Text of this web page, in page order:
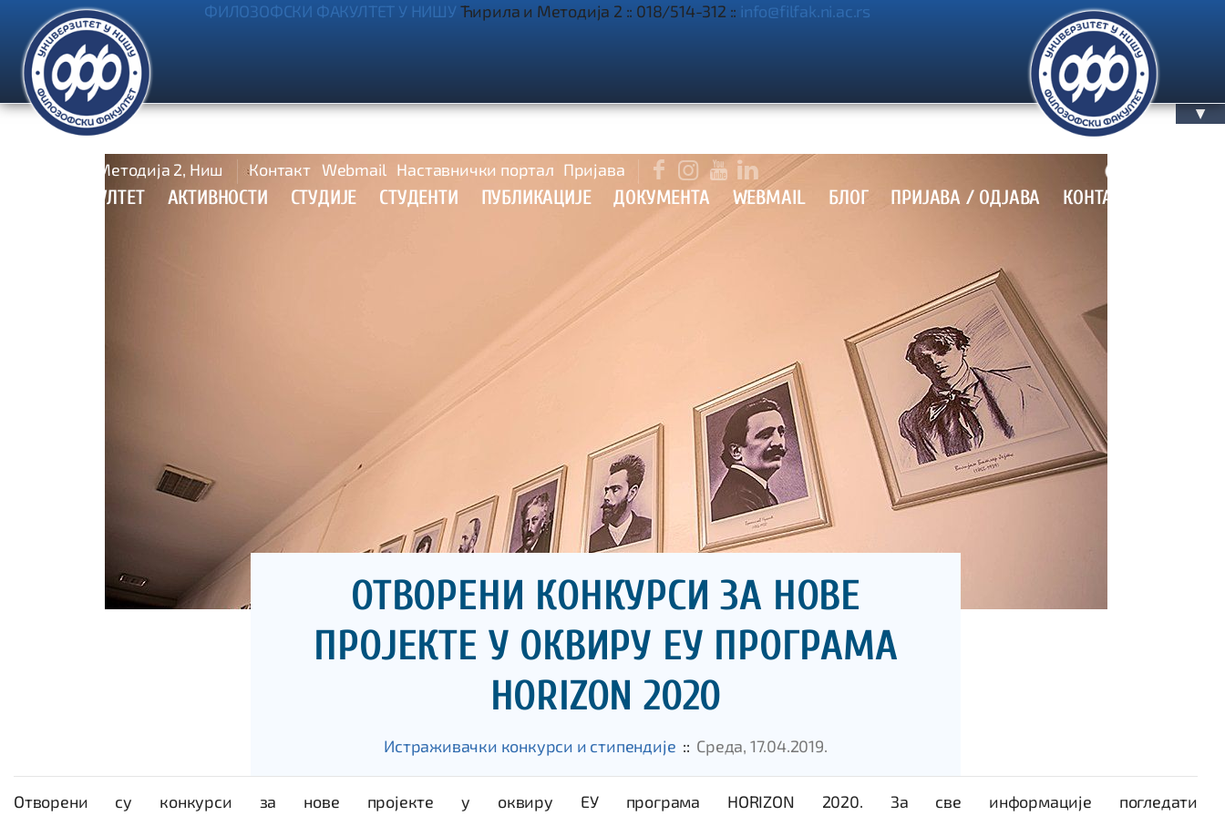
ФИЛОЗОФСКИ ФАКУЛТЕТ У НИШУЋирила и Методија 2 :: 018/514-312 :: info@filfak.ni.ac.rs
Ћирила и Методија 2, Ниш Контакт Webmail Наставнички портал Пријава    
ФАКУЛТЕТ АКТИВНОСТИ СТУДИЈЕ СТУДЕНТИ ПУБЛИКАЦИЈЕ ДОКУМЕНТА WEBMAIL БЛОГ ПРИЈАВА / OДЈАВА КОНТАКТ
▲
ОТВОРЕНИ КОНКУРСИ ЗА НОВЕ
ПРОЈЕКТЕ У ОКВИРУ ЕУ ПРОГРАМА
HORIZON 2020
Истраживачки конкурси и стипендије :: Среда, 17.04.2019.
Отворени су конкурси за нове пројекте у оквиру ЕУ програма HORIZON 2020. За све информације погледати